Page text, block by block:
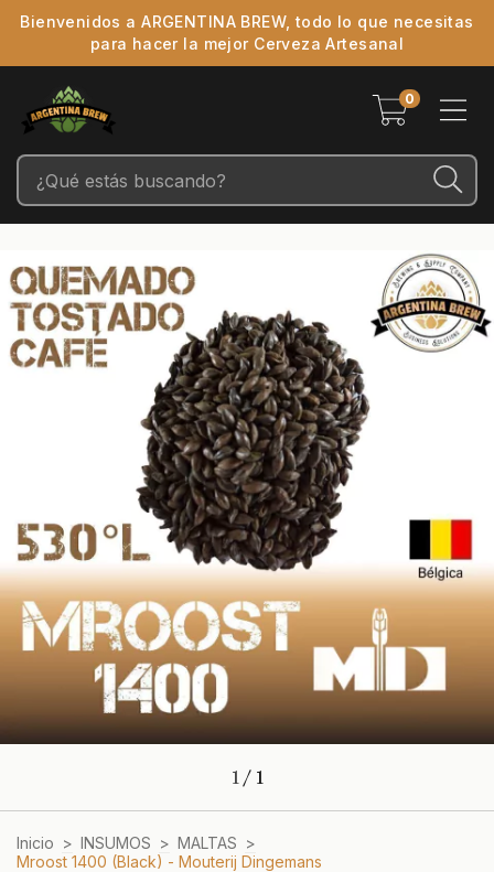
Bienvenidos a ARGENTINA BREW, todo lo que necesitas
para hacer la mejor Cerveza Artesanal
0
1/ 1
Inicio > INSUMOS > MALTAS >
Mroost 1400 (Black) - Mouterij Dingemans